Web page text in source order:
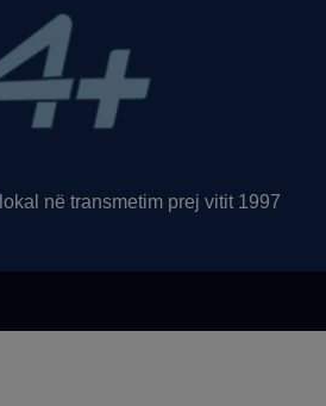
në transmetim prej vitit 1997